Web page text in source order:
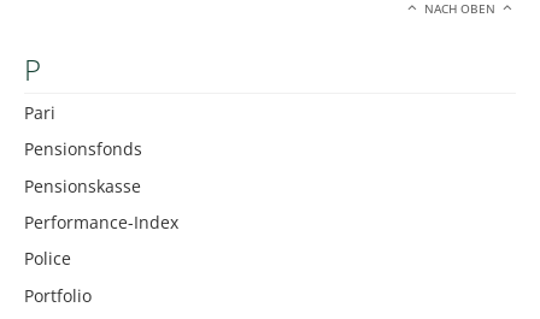
NACH OBEN
P
Pari
Pensionsfonds
Pensionskasse
Performance-Index
Police
Portfolio